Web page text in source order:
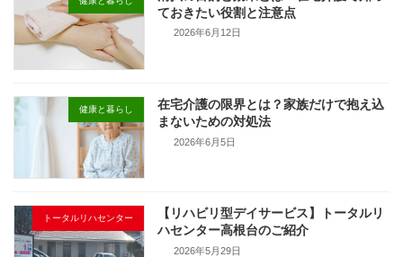
ておきたい役割と注意点
2026年6月12日
健康と暮らし
在宅介護の限界とは？家族だけで抱え込
まないための対処法
2026年6月5日
トータルリハセンター
【リハビリ型デイサービス】トータルリ
ハセンター高根台のご紹介
2026年5月29日